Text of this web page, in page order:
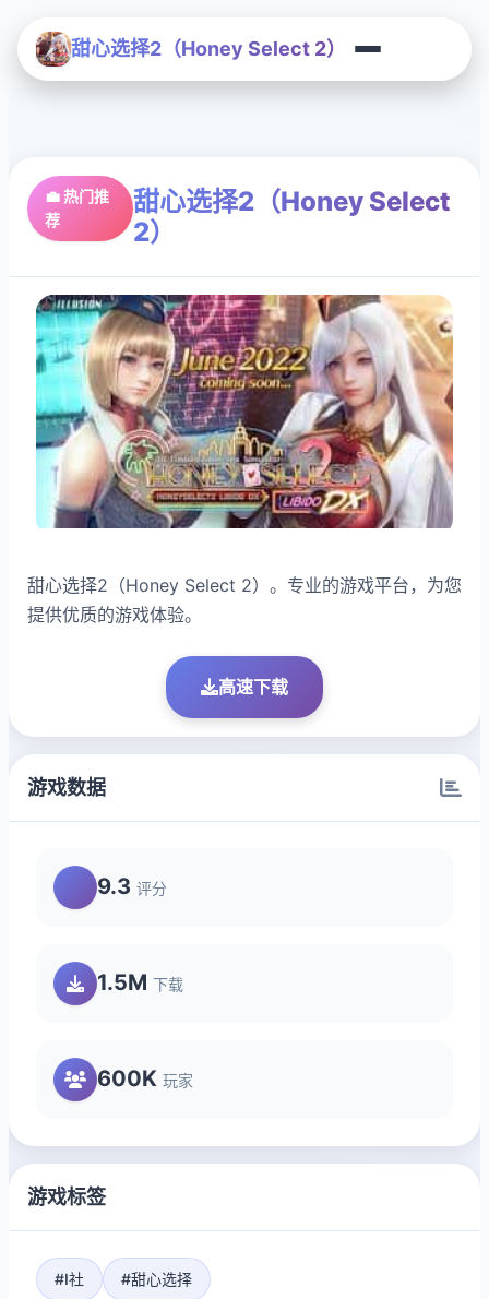
甜心选择2（Honey Select 2）
💼 热门推
荐
甜心选择2（Honey Select
2）
甜心选择2（Honey Select 2）。专业的游戏平台，为您
提供优质的游戏体验。
高速下载
游戏数据
9.3 评分
1.5M 下载
600K 玩家
游戏标签
#I社 #甜心选择